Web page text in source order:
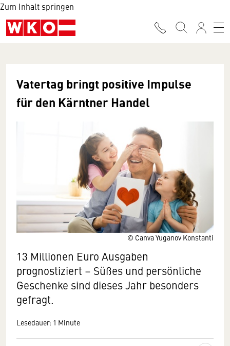
Zum Inhalt springen
© Canva Yuganov Konstanti
Vatertag bringt positive Impulse
für den Kärntner Handel
13 Millionen Euro Ausgaben
prognostiziert – Süßes und persönliche
Geschenke sind dieses Jahr besonders
gefragt.
Lesedauer: 1 Minute